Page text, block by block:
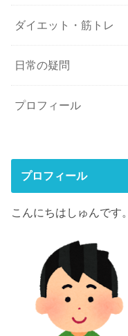
ダイエット・筋トレ
日常の疑問
プロフィール
プロフィール
こんにちはしゅんです。